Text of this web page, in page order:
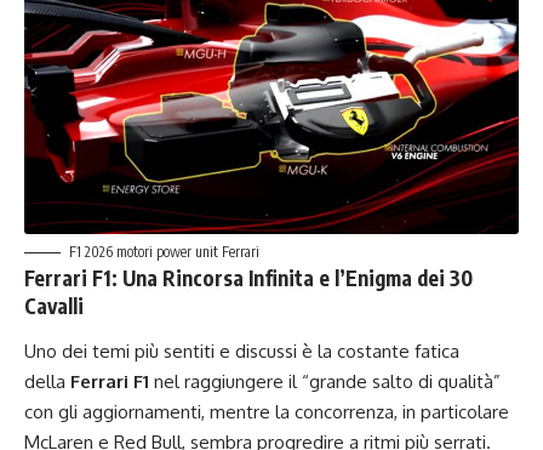
F1 2026 motori power unit Ferrari
Ferrari F1: Una Rincorsa Infinita e l’Enigma dei 30
Cavalli
Uno dei temi più sentiti e discussi è la costante fatica
della Ferrari F1 nel raggiungere il “grande salto di qualità”
con gli aggiornamenti, mentre la concorrenza, in particolare
McLaren e Red Bull, sembra progredire a ritmi più serrati.